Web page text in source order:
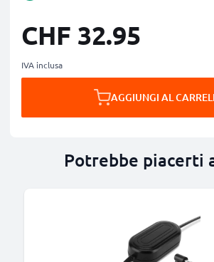
CHF 32.95
IVA inclusa
AGGIUNGI AL
Potrebbe piacerti